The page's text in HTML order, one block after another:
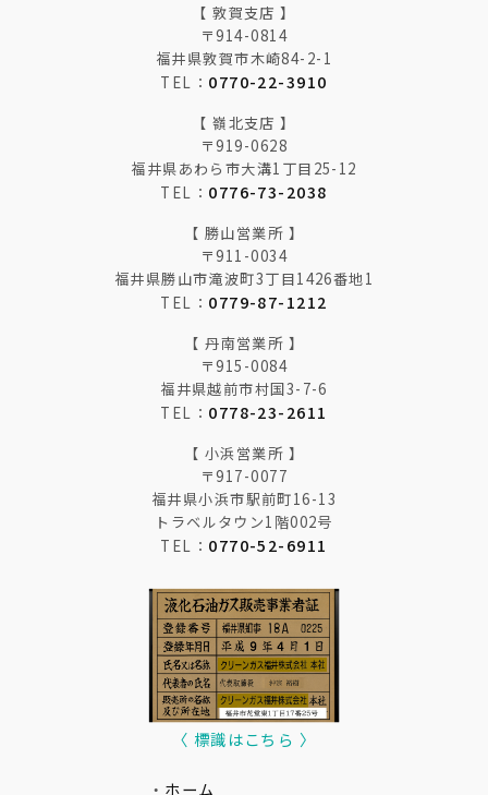
【 敦賀支店 】
〒914-0814
福井県敦賀市木崎84-2-1
TEL： 0770-22-3910
【 嶺北支店 】
〒919-0628
福井県あわら市大溝1丁目25-12
TEL： 0776-73-2038
【 勝山営業所 】
〒911-0034
福井県勝山市滝波町3丁目1426番地1
TEL： 0779-87-1212
【 丹南営業所 】
〒915-0084
福井県越前市村国3-7-6
TEL： 0778-23-2611
【 小浜営業所 】
〒917-0077
福井県小浜市駅前町16-13
トラベルタウン1階002号
TEL： 0770-52-6911
〈 標識はこちら 〉
・ ホーム